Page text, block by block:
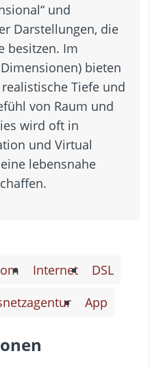
und
Darstellungen, die
besitzen. Im
bieten
Tiefe und
von Raum und
wird oft in
und Virtual
lebensnahe
Internet
DSL
App